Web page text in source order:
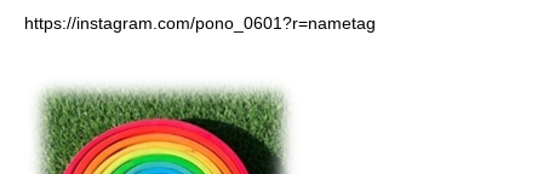
https://instagram.com/pono_0601?r=nametag